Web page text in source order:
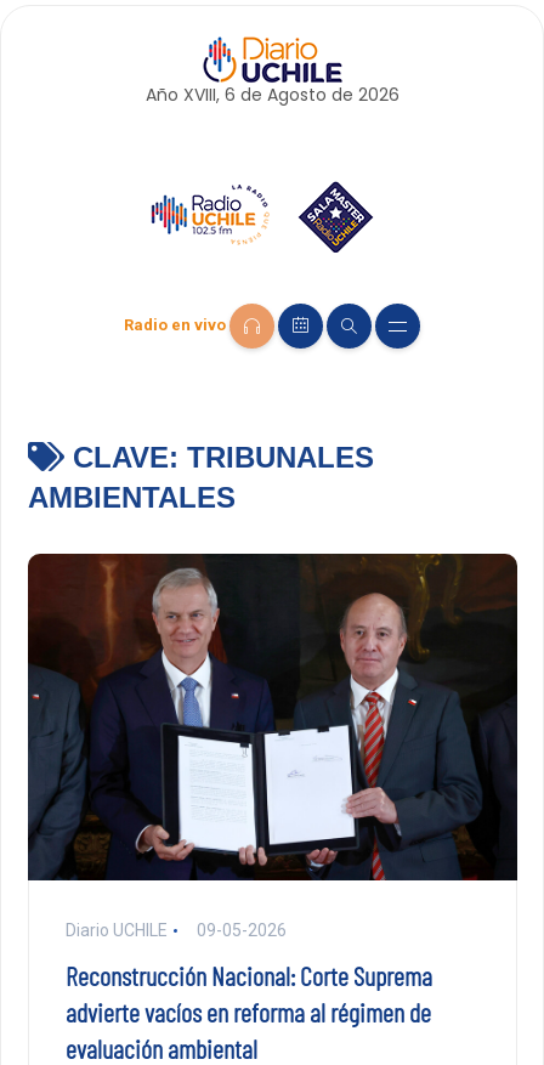
Año XVIII, 6 de Agosto de 2026
Radio en vivo
CLAVE: TRIBUNALES
AMBIENTALES
Diario UCHILE 09-05-2026
Reconstrucción Nacional: Corte Suprema
advierte vacíos en reforma al régimen de
evaluación ambiental